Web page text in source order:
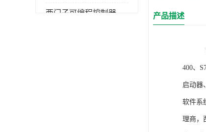
西门子可编程控制器 产品描述
浔之
400、
启动器
软件系
理商，